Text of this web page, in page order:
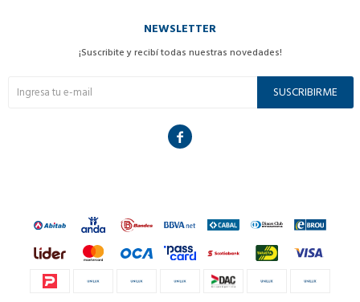
NEWSLETTER
¡Suscribite y recibí todas nuestras novedades!
SUSCRIBIRME
